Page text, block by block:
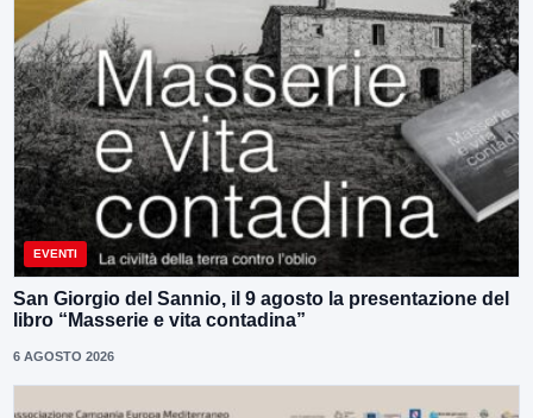
EVENTI
San Giorgio del Sannio, il 9 agosto la presentazione del
libro “Masserie e vita contadina”
6 AGOSTO 2026